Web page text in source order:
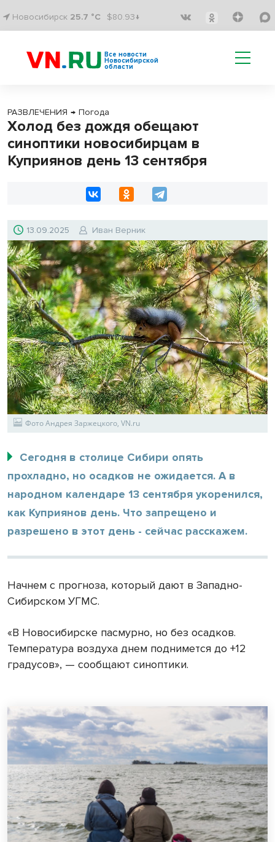
Новосибирск 25.7 °C $80.93↓
Все новости
Новосибирской
области
РАЗВЛЕЧЕНИЯ → Погода
Холод без дождя обещают
синоптики новосибирцам в
Куприянов день 13 сентября
13.09.2025 Иван Верник
Фото Андрея Заржецкого, VN.ru
Сегодня в столице Сибири опять
прохладно, но осадков не ожидается. А в
народном календаре 13 сентября укоренился,
как Куприянов день. Что запрещено и
разрешено в этот день - сейчас расскажем.
Начнем с прогноза, который дают в Западно-
Сибирском УГМС.
«В Новосибирске пасмурно, но без осадков.
Температура воздуха днем поднимется до +12
градусов», — сообщают синоптики.